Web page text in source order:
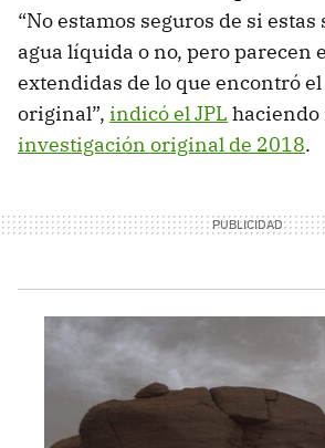
“No estamos seguros de si estas
agua líquida o no, pero parecen
extendidas de lo que encontró
original”, indicó el JPL haciendo
investigación original de 2018.